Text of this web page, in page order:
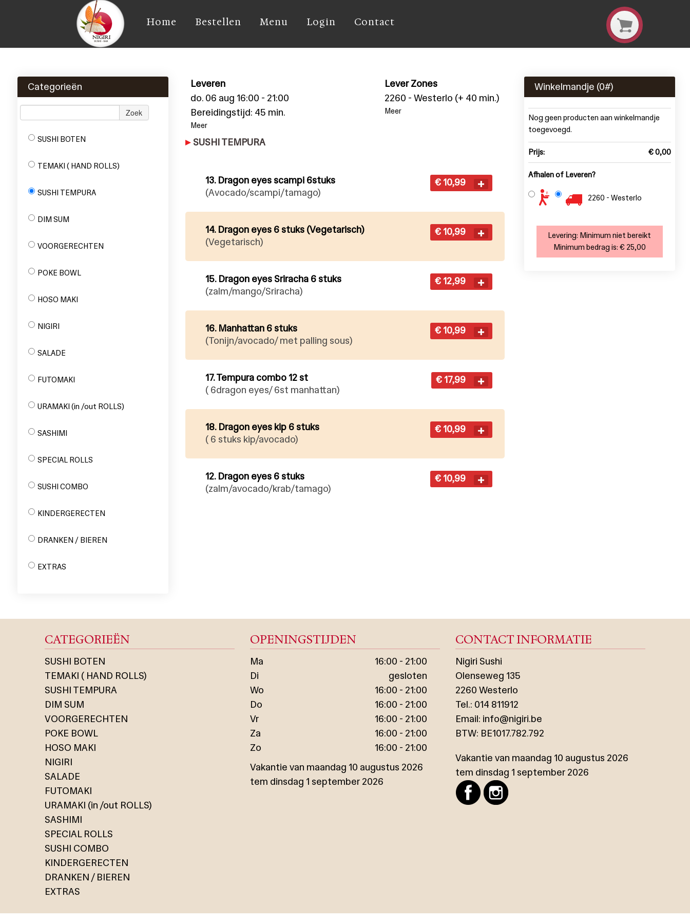
Home Bestellen Menu Login Contact
Categorieën
Zoek
SUSHI BOTEN
TEMAKI ( HAND ROLLS)
SUSHI TEMPURA
DIM SUM
VOORGERECHTEN
POKE BOWL
HOSO MAKI
NIGIRI
SALADE
FUTOMAKI
URAMAKI (in /out ROLLS)
SASHIMI
SPECIAL ROLLS
SUSHI COMBO
KINDERGERECTEN
DRANKEN / BIEREN
EXTRAS
Leveren
do. 06 aug 16:00 - 21:00
Bereidingstijd: 45 min.
Meer
Lever Zones
2260 - Westerlo (+ 40 min.)
Meer
SUSHI TEMPURA
13. Dragon eyes scampi 6stuks
(Avocado/scampi/tamago)
€ 10,99
14. Dragon eyes 6 stuks (Vegetarisch)
(Vegetarisch)
€ 10,99
15. Dragon eyes Sriracha 6 stuks
(zalm/mango/Sriracha)
€ 12,99
16. Manhattan 6 stuks
(Tonijn/avocado/ met palling sous)
€ 10,99
17. Tempura combo 12 st
( 6dragon eyes/ 6st manhattan)
€ 17,99
18. Dragon eyes kip 6 stuks
( 6 stuks kip/avocado)
€ 10,99
12. Dragon eyes 6 stuks
(zalm/avocado/krab/tamago)
€ 10,99
Winkelmandje (0#)
Nog geen producten aan winkelmandje
toegevoegd.
Prijs: € 0,00
Afhalen of Leveren?
2260 - Westerlo
Levering: Minimum niet bereikt
Minimum bedrag is: € 25,00
CATEGORIEËN
SUSHI BOTEN
TEMAKI ( HAND ROLLS)
SUSHI TEMPURA
DIM SUM
VOORGERECHTEN
POKE BOWL
HOSO MAKI
NIGIRI
SALADE
FUTOMAKI
URAMAKI (in /out ROLLS)
SASHIMI
SPECIAL ROLLS
SUSHI COMBO
KINDERGERECTEN
DRANKEN / BIEREN
EXTRAS
OPENINGSTIJDEN
Ma
16:00 - 21:00
Di
gesloten
Wo
16:00 - 21:00
Do
16:00 - 21:00
Vr
16:00 - 21:00
Za
16:00 - 21:00
Zo
16:00 - 21:00
Vakantie van maandag 10 augustus 2026
tem dinsdag 1 september 2026
CONTACT INFORMATIE
Nigiri Sushi
Olenseweg 135
2260 Westerlo
Tel.: 014 811912
Email: info@nigiri.be
BTW: BE1017.782.792
Vakantie van maandag 10 augustus 2026
tem dinsdag 1 september 2026